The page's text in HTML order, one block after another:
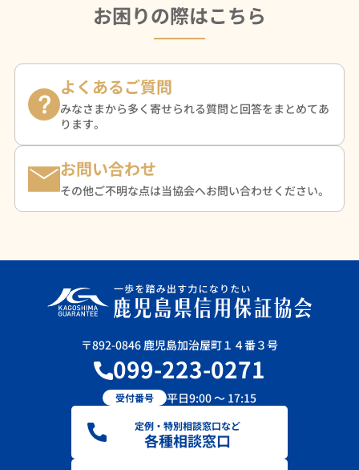
お困りの際はこちら
よくあるご質問
みなさまから多く寄せられる質問と回答をまとめてあ
ります。
お問い合わせ
その他ご不明な点は当協会へお問い合わせください。
〒892-0846 鹿児島加治屋町１４番３号
099-223-0271
受付番号 平日9:00 ～ 17:15
定例・特別相談窓口など
各種相談窓口